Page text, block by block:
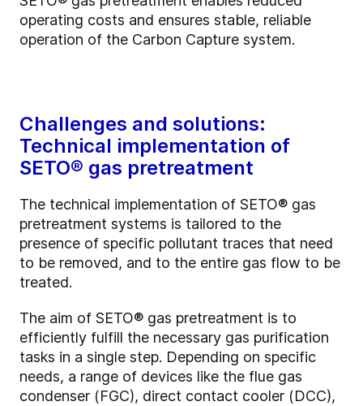
operating costs and ensures stable, reliable
operation of the Carbon Capture system.
Challenges and solutions:
Technical implementation of
SETO® gas pretreatment
The technical implementation of SETO® gas
pretreatment systems is tailored to the
presence of specific pollutant traces that need
to be removed, and to the entire gas flow to be
treated.
The aim of SETO® gas pretreatment is to
efficiently fulfill the necessary gas purification
tasks in a single step. Depending on specific
needs, a range of devices like the flue gas
condenser (FGC), direct contact cooler (DCC),